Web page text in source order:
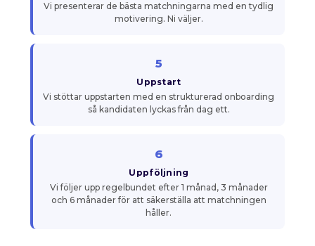
Vi presenterar de bästa matchningarna med en tydlig
motivering. Ni väljer.
5
Uppstart
Vi stöttar uppstarten med en strukturerad onboarding
så kandidaten lyckas från dag ett.
6
Uppföljning
Vi följer upp regelbundet efter 1 månad, 3 månader
och 6 månader för att säkerställa att matchningen
håller.